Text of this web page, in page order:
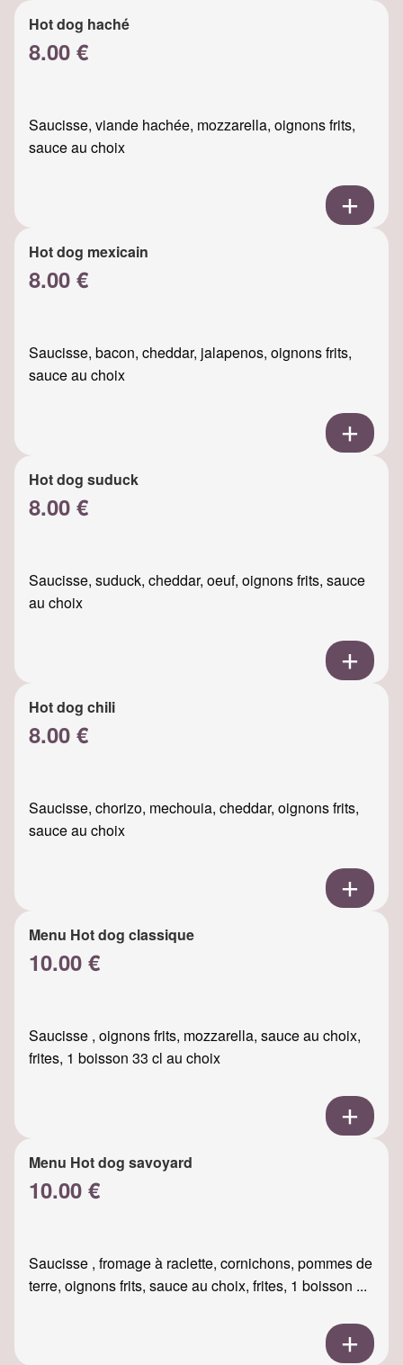
Hot dog haché
8.00 €
Saucisse, viande hachée, mozzarella, oignons frits,
sauce au choix
Hot dog mexicain
8.00 €
Saucisse, bacon, cheddar, jalapenos, oignons frits,
sauce au choix
Hot dog suduck
8.00 €
Saucisse, suduck, cheddar, oeuf, oignons frits, sauce
au choix
Hot dog chili
8.00 €
Saucisse, chorizo, mechouia, cheddar, oignons frits,
sauce au choix
Menu Hot dog classique
10.00 €
Saucisse , oignons frits, mozzarella, sauce au choix,
frites, 1 boisson 33 cl au choix
Menu Hot dog savoyard
10.00 €
Saucisse , fromage à raclette, cornichons, pommes de
terre, oignons frits, sauce au choix, frites, 1 boisson ...